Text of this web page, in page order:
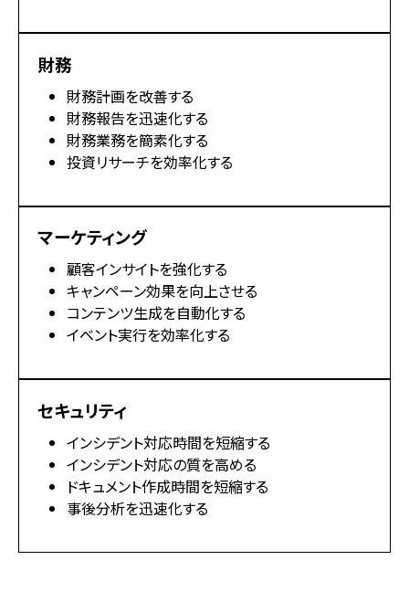
財務
財務計画を改善する
財務報告を迅速化する
財務業務を簡素化する
投資リサーチを効率化する
マーケティング
顧客インサイトを強化する
キャンペーン効果を向上させる
コンテンツ生成を自動化する
イベント実行を効率化する
セキュリティ
インシデント対応時間を短縮する
インシデント対応の質を高める
ドキュメント作成時間を短縮する
事後分析を迅速化する